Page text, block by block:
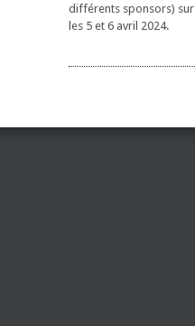
différents sponsors) sur
les 5 et 6 avril 2024.